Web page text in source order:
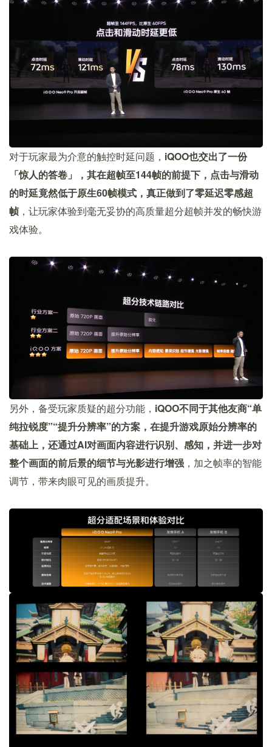
对于玩家最为介意的触控时延问题， iQOO也交出了一份
「惊人的答卷」，其在超帧至144帧的前提下，点击与滑动
的时延竟然低于原生60帧模式，真正做到了零延迟零感超
帧 ，让玩家体验到毫无妥协的高质量超分超帧并发的畅快游
戏体验。
另外，备受玩家质疑的超分功能， iQOO不同于其他友商“单
纯拉锐度”“提升分辨率”的方案，在提升游戏原始分辨率的
基础上，还通过AI对画面内容进行识别、感知，并进一步对
整个画面的前后景的细节与光影进行增强 ，加之帧率的智能
调节，带来肉眼可见的画质提升。